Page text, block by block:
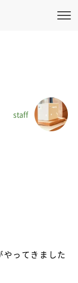
せ
staff
ってきました